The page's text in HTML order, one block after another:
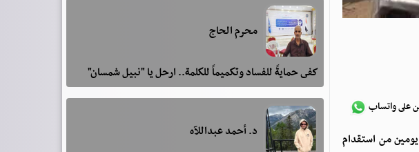
على واتساب
من استقدام
محرم الحاج
كفى حمايةً للفساد وتكميماً للكلمة.. ارحل يا "نبيل شمسان"
د. أحمد عبداللآه